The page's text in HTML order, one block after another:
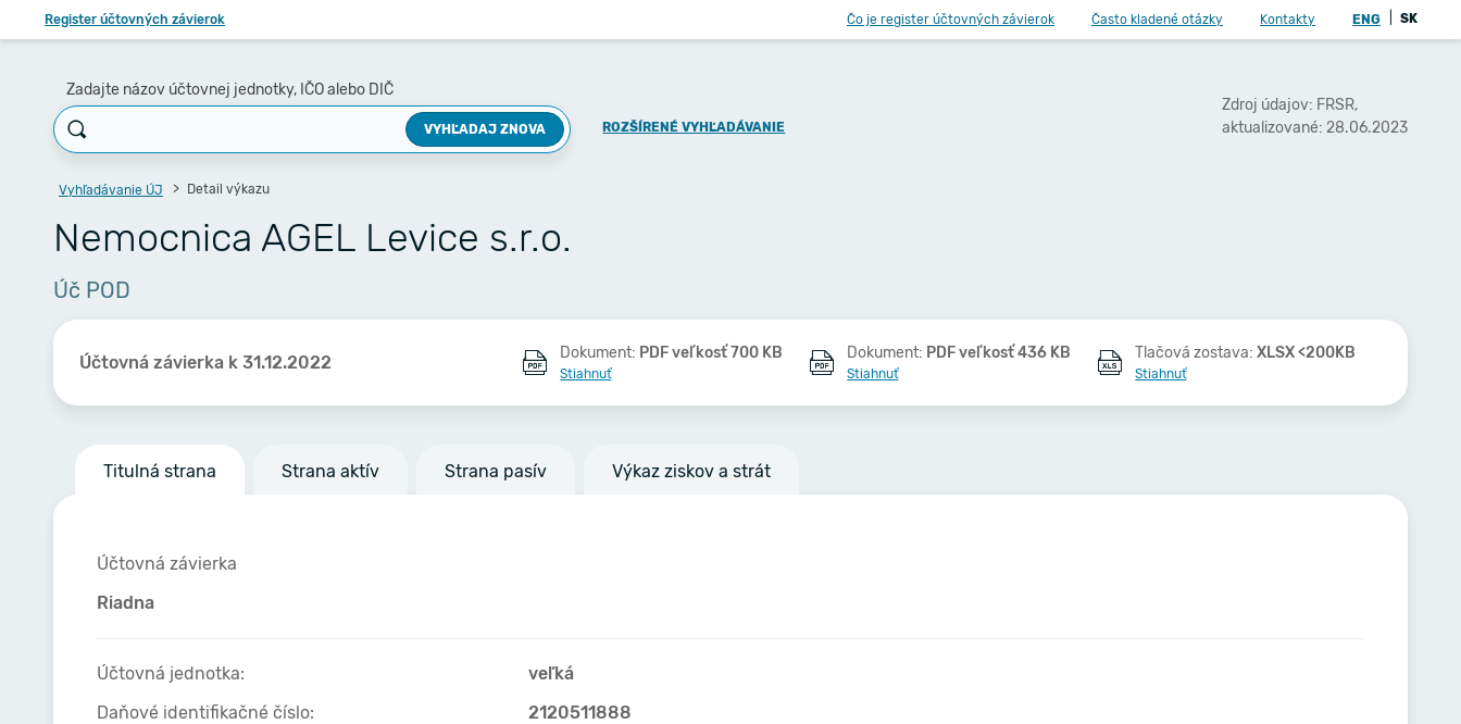
Register účtovných závierok Čo je register účtovných závierok Často kladené otázky Kontakty ENG SK
Zadajte názov účtovnej jednotky, IČO alebo DIČ
VYHĽADAJ ZNOVA ROZŠÍRENÉ VYHĽADÁVANIE
Zdroj údajov: FRSR,
aktualizované: 28.06.2023
Vyhľadávanie ÚJ Detail výkazu
Nemocnica AGEL Levice s.r.o.
Úč POD
Účtovná závierka k 31.12.2022 Dokument: PDF veľkosť 700 KB
Stiahnuť
Dokument: PDF veľkosť 436 KB
Stiahnuť
Tlačová zostava:XLSX <200KB
Stiahnuť
Titulná strana Strana aktív Strana pasív Výkaz ziskov a strát
Účtovná závierka
Riadna
Účtovná jednotka:
veľká
Daňové identifikačné číslo:
2120511888